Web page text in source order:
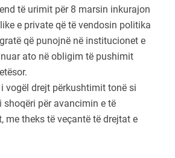
të urimit për 8 marsin inkurajon
e private që të vendosin politika
që punojnë në institucionet e
ato në obligim të pushimit
vogël drejt përkushtimit tonë si
shoqëri për avancimin e të
me theks të veçantë të drejtat e